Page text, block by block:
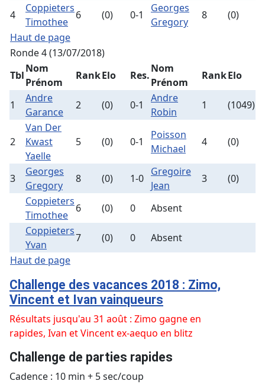
4
Coppieters
Timothee
6 (0) 0-1
Georges
Gregory
8
(0)
Haut de page
Ronde 4 (13/07/2018)
Tbl
Nom
Prénom
RankElo Res.
Nom
Prénom
RankElo
1
Andre
Garance
2 (0) 0-1
Andre
Robin
1 (1049)
2
Van Der
Kwast
Yaelle
5 (0) 0-1
Poisson
Michael
4 (0)
3
Georges
Gregory
8 (0) 1-0
Gregoire
Jean
3
(0)
Coppieters
Timothee
6 (0) 0
Absent
Coppieters
Yvan
7 (0) 0
Absent
Haut de page
Challenge des vacances 2018 : Zimo,
Vincent et Ivan vainqueurs
Résultats jusqu'au 31 août : Zimo gagne en
rapides, Ivan et Vincent ex-aequo en blitz
Challenge de parties rapides
Cadence : 10 min + 5 sec/coup